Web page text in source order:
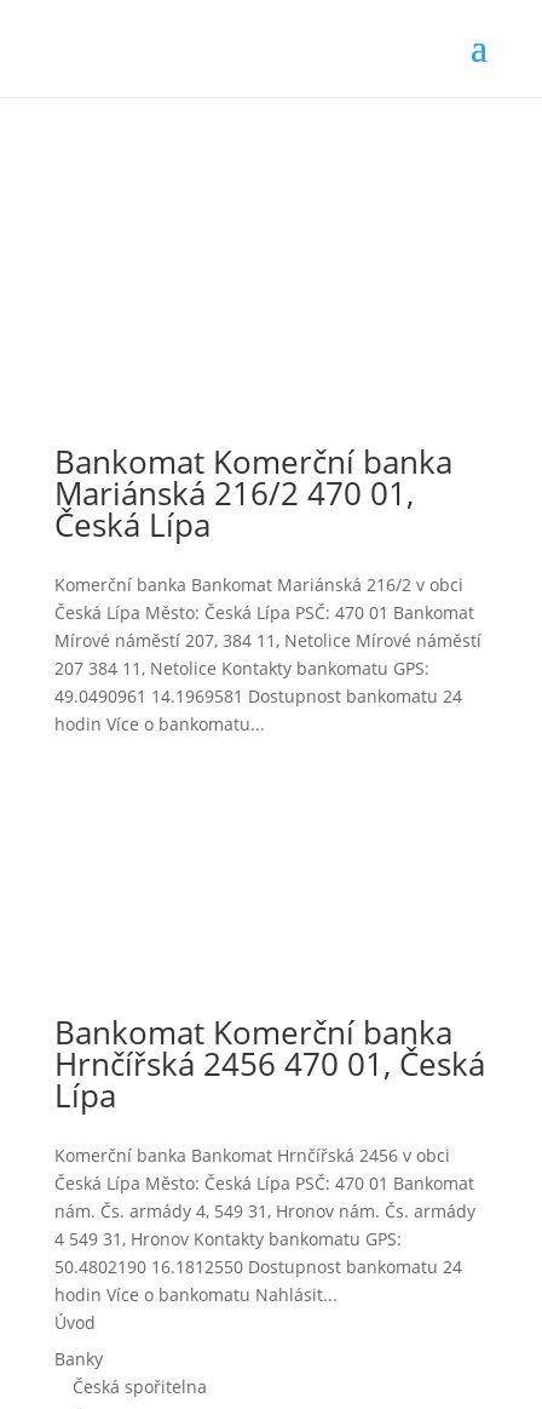
Bankomat Komerční banka
Mariánská 216/2 470 01,
Česká Lípa
Komerční banka Bankomat Mariánská 216/2 v obci
Česká Lípa Město: Česká Lípa PSČ: 470 01 Bankomat
Mírové náměstí 207, 384 11, Netolice Mírové náměstí
207 384 11, Netolice Kontakty bankomatu GPS:
49.0490961 14.1969581 Dostupnost bankomatu 24
hodin Více o bankomatu...
Bankomat Komerční banka
Hrnčířská 2456 470 01, Česká
Lípa
Komerční banka Bankomat Hrnčířská 2456 v obci
Česká Lípa Město: Česká Lípa PSČ: 470 01 Bankomat
nám. Čs. armády 4, 549 31, Hronov nám. Čs. armády
4 549 31, Hronov Kontakty bankomatu GPS:
50.4802190 16.1812550 Dostupnost bankomatu 24
hodin Více o bankomatu Nahlásit...
Úvod
Banky
Česká spořitelna